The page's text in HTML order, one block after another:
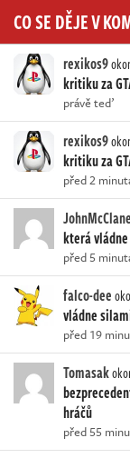
CO SE DĚJE V
rexikos9
kritiku za
právě teď
rexikos9
kritiku za
před 2
JohnMcClane
která
před 5
falco-dee
vládne
před 19
Tomasak
hráčů
před 55